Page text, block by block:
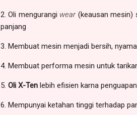
2. Oli mengurangi wear(keausan mesin)
panjang
3. Membuat mesin menjadi bersih,
4. Membuat performa mesin untuk
5. Oli X-Ten lebih efisien karna
6. Mempunyai ketahan tinggi terhadap